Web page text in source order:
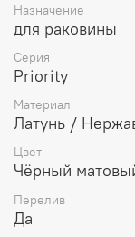
Форма: Круглая
Цвет: Черный
Назначение
для раковины
Серия
Priority
Материал
Латунь /
Цвет
Чёрный
Перелив
Да